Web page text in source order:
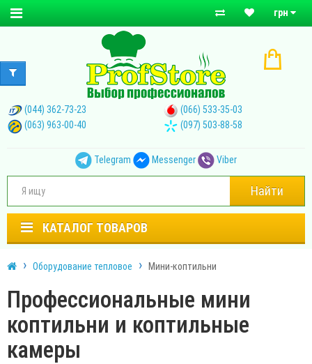
грн
(044) 362-73-23
(066) 533-35-03
(063) 963-00-40
(097) 503-88-58
Telegram Messenger Viber
Найти
КАТАЛОГ ТОВАРОВ
Оборудование тепловое Мини-коптильни
Профессиональные мини
коптильни и коптильные
камеры